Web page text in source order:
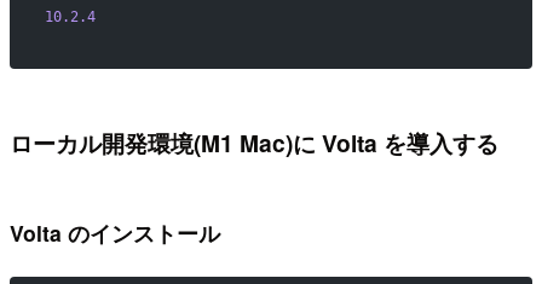
10.2.4
ローカル開発環境(M1 Mac)に Volta を導入する
Volta のインストール